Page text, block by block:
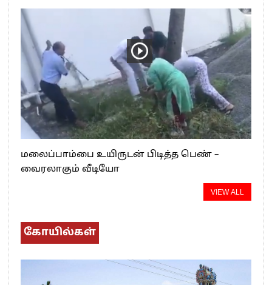
மலைப்பாம்பை உயிருடன் பிடித்த பெண் –
வைரலாகும் வீடியோ
VIEW ALL
கோயில்கள்